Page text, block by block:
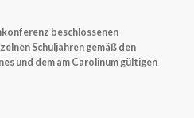
beschlossenen
Schuljahren gemäß den
und dem am Carolinum gültigen